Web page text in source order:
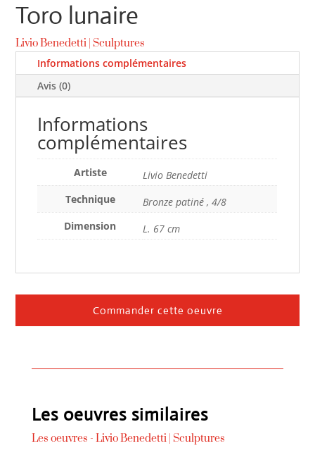
Toro lunaire
Livio Benedetti Sculptures
Informations complémentaires
Avis (0)
Informations
complémentaires
Artiste
Livio Benedetti
Technique
Bronze patiné , 4/8
Dimension
L. 67 cm
Commander cette oeuvre
Les oeuvres similaires
Les oeuvres - Livio Benedetti| Sculptures